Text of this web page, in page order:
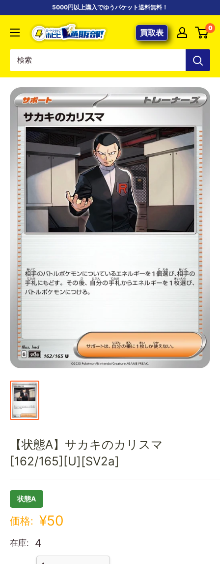
5000円以上購入でゆうパケット送料無料！
【ポ
ケ
専
門
店】
カ
ー
ド
シ
ョ
ビ
通
買取表 0
【状態A】サカキのカリスマ
[162/165][U][SV2a]
状態A
価格: ¥50
在庫: 4